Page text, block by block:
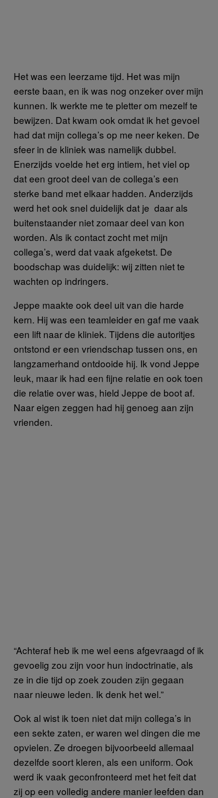
Het was een leerzame tijd. Het was mijn
eerste baan, en ik was nog onzeker over mijn
kunnen. Ik werkte me te pletter om mezelf te
bewijzen. Dat kwam ook omdat ik het gevoel
had dat mijn collega’s op me neer keken. De
sfeer in de kliniek was namelijk dubbel.
Enerzijds voelde het erg intiem, het viel op
dat een groot deel van de collega’s een
sterke band met elkaar hadden. Anderzijds
werd het ook snel duidelijk dat je daar als
buitenstaander niet zomaar deel van kon
worden. Als ik contact zocht met mijn
collega’s, werd dat vaak afgeketst. De
boodschap was duidelijk: wij zitten niet te
wachten op indringers.
Jeppe maakte ook deel uit van die harde
kern. Hij was een teamleider en gaf me vaak
een lift naar de kliniek. Tijdens die autoritjes
ontstond er een vriendschap tussen ons, en
langzamerhand ontdooide hij. Ik vond Jeppe
leuk, maar ik had een fijne relatie en ook toen
die relatie over was, hield Jeppe de boot af.
Naar eigen zeggen had hij genoeg aan zijn
vrienden.
“Achteraf heb ik me wel eens afgevraagd of ik
gevoelig zou zijn voor hun indoctrinatie, als
ze in die tijd op zoek zouden zijn gegaan
naar nieuwe leden. Ik denk het wel.”
Ook al wist ik toen niet dat mijn collega’s in
een sekte zaten, er waren wel dingen die me
opvielen. Ze droegen bijvoorbeeld allemaal
dezelfde soort kleren, als een uniform. Ook
werd ik vaak geconfronteerd met het feit dat
zij op een volledig andere manier leefden dan